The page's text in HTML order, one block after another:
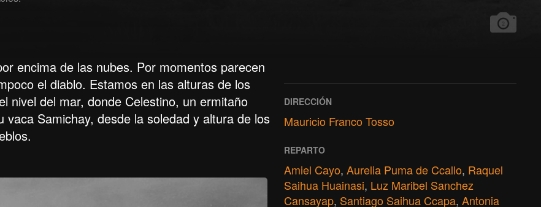
encima de las nubes. Por momentos parecen
el diablo. Estamos en las alturas de los
nivel del mar, donde Celestino, un ermitaño
Samichay, desde la soledad y altura de los
DIRECCIÓN
Mauricio Franco Tosso
REPARTO
Amiel Cayo, Aurelia Puma de Ccallo, Raquel
Saihua Huainasi, Luz Maribel Sanchez
Cansayap, Santiago Saihua Ccapa, Antonia